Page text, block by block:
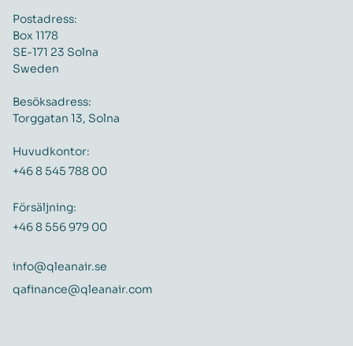
Postadress:
Box 1178
SE-171 23 Solna
Sweden
Besöksadress:
Torggatan 13, Solna
Huvudkontor:
+46 8 545 788 00
Försäljning:
+46 8 556 979 00
info@qleanair.se
qafinance@qleanair.com